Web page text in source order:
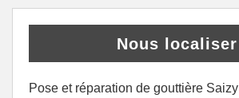
Nous localiser
Pose et réparation de gouttière Saizy